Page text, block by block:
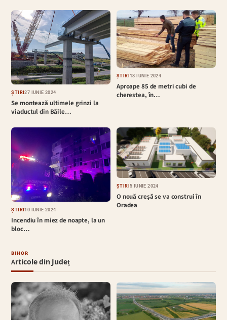
ȘTIRI27 IUNIE 2024
Se montează ultimele grinzi la
viaductul din Băile…
ȘTIRI18 IUNIE 2024
Aproape 85 de metri cubi de
cherestea, în…
ȘTIRI10 IUNIE 2024
Incendiu în miez de noapte, la un
bloc…
ȘTIRI5 IUNIE 2024
O nouă creșă se va construi în
Oradea
BIHOR
Articole din Județ